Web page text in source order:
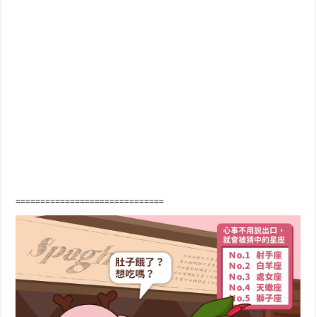
==============================